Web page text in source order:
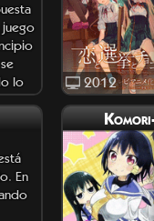
juego
lo
2012
En